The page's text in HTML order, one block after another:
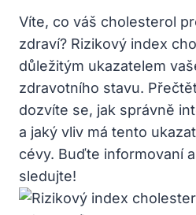
Víte, co váš ⁢cholesterol
zdraví? Rizikový index
důležitým ukazatelem
zdravotního stavu.
dozvíte se, ⁣jak správně
a ⁤jaký vliv‍ má tento
cévy. Buďte informovaní
sledujte!